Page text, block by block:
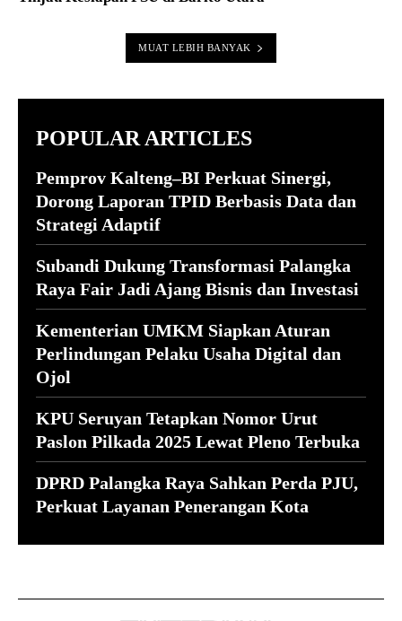
MUAT LEBIH BANYAK
POPULAR ARTICLES
Pemprov Kalteng–BI Perkuat Sinergi,
Dorong Laporan TPID Berbasis Data dan
Strategi Adaptif
Subandi Dukung Transformasi Palangka
Raya Fair Jadi Ajang Bisnis dan Investasi
Kementerian UMKM Siapkan Aturan
Perlindungan Pelaku Usaha Digital dan
Ojol
KPU Seruyan Tetapkan Nomor Urut
Paslon Pilkada 2025 Lewat Pleno Terbuka
DPRD Palangka Raya Sahkan Perda PJU,
Perkuat Layanan Penerangan Kota